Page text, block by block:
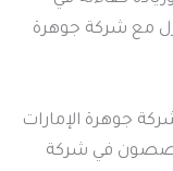
مع شركة جوهرة
جوهرة الإمارات
في شركة